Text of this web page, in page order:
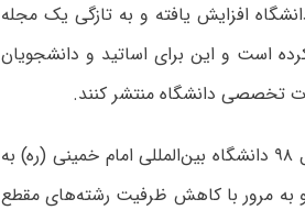
افزایش یافته و به تازگی یک مجله
است و این برای اساتید و دانشجویان
تخصصی دانشگاه منتشر کنند.
رئیس دانشگاه بین‌المللی امام خمینی (ره) عنوان کرد: در سال ۹۸ دانشگاه بین‌المللی امام خمینی (ره) به
به مرور با کاهش ظرفیت رشته‌های مقطع